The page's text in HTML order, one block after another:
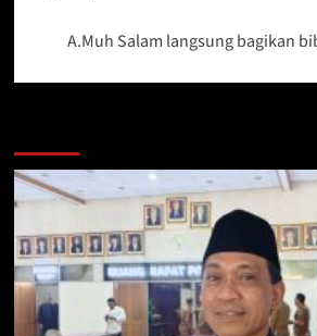
A.Muh Salam langsung bagikan